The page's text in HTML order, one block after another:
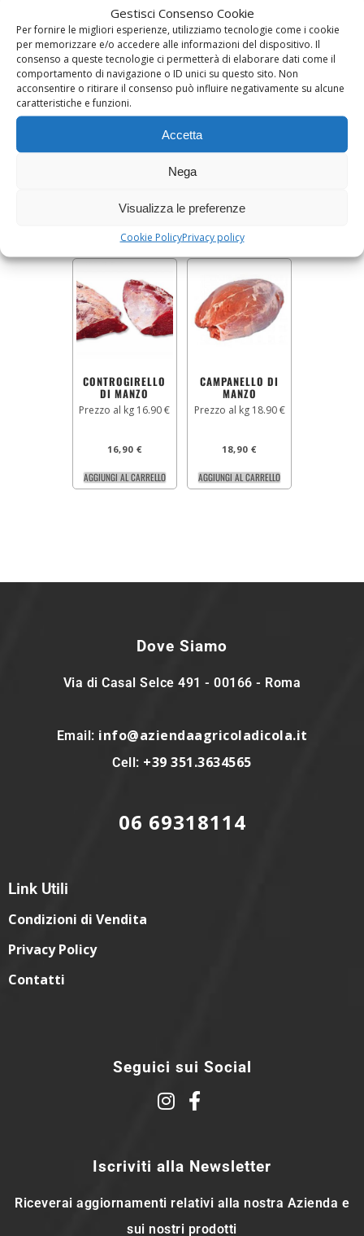
Gestisci Consenso Cookie
Per fornire le migliori esperienze, utilizziamo tecnologie come i cookie
per memorizzare e/o accedere alle informazioni del dispositivo. Il
consenso a queste tecnologie ci permetterà di elaborare dati come il
comportamento di navigazione o ID unici su questo sito. Non
acconsentire o ritirare il consenso può influire negativamente su alcune
caratteristiche e funzioni.
Accetta
Nega
Visualizza le preferenze
Cookie PolicyPrivacy policy
FIORENTINA CON
Prezzo al kg 31.90 €
AGGIUNGI AL CARRELLO
Prezzo al kg 17,90 €
AGGIUNGI AL CARRELLO
CONTROGIRELLO
DI MANZO
Prezzo al kg 16.90 €
16,90 €
AGGIUNGI AL CARRELLO
CAMPANELLO DI
MANZO
Prezzo al kg 18.90 €
18,90€
AGGIUNGI AL CARRELLO
Dove Siamo
Via di Casal Selce 491 - 00166 - Roma
Email: info@aziendaagricoladicola.it
Cell: +39 351.3634565
06 69318114
Link Utili
Condizioni di Vendita
Privacy Policy
Contatti
Seguici sui Social
Iscriviti alla Newsletter
Riceverai aggiornamenti relativi alla nostra Azienda e
sui nostri prodotti